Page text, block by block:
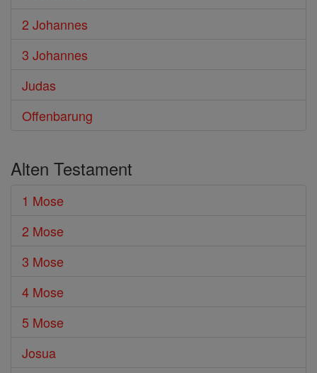
2 Johannes
3 Johannes
Judas
Offenbarung
Alten Testament
1 Mose
2 Mose
3 Mose
4 Mose
5 Mose
Josua